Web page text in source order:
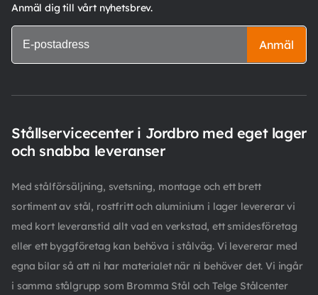
Anmäl dig till vårt nyhetsbrev.
Anmäl
Stållservicecenter i Jordbro med eget lager
och snabba leveranser
Med stålförsäljning, svetsning, montage och ett brett
sortiment av stål, rostfritt och aluminium i lager levererar vi
med kort leveranstid allt vad en verkstad, ett smidesföretag
eller ett byggföretag kan behöva i stålväg. Vi levererar med
egna bilar så att ni har materialet när ni behöver det. Vi ingår
i samma stålgrupp som Bromma Stål och Telge Stålcenter